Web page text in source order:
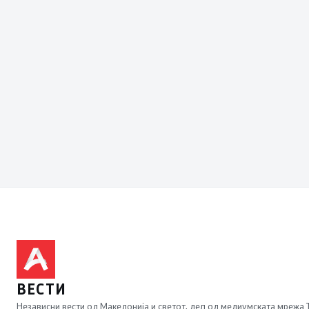
ВЕСТИ
Независни вести од Македонија и светот, дел од медиумската